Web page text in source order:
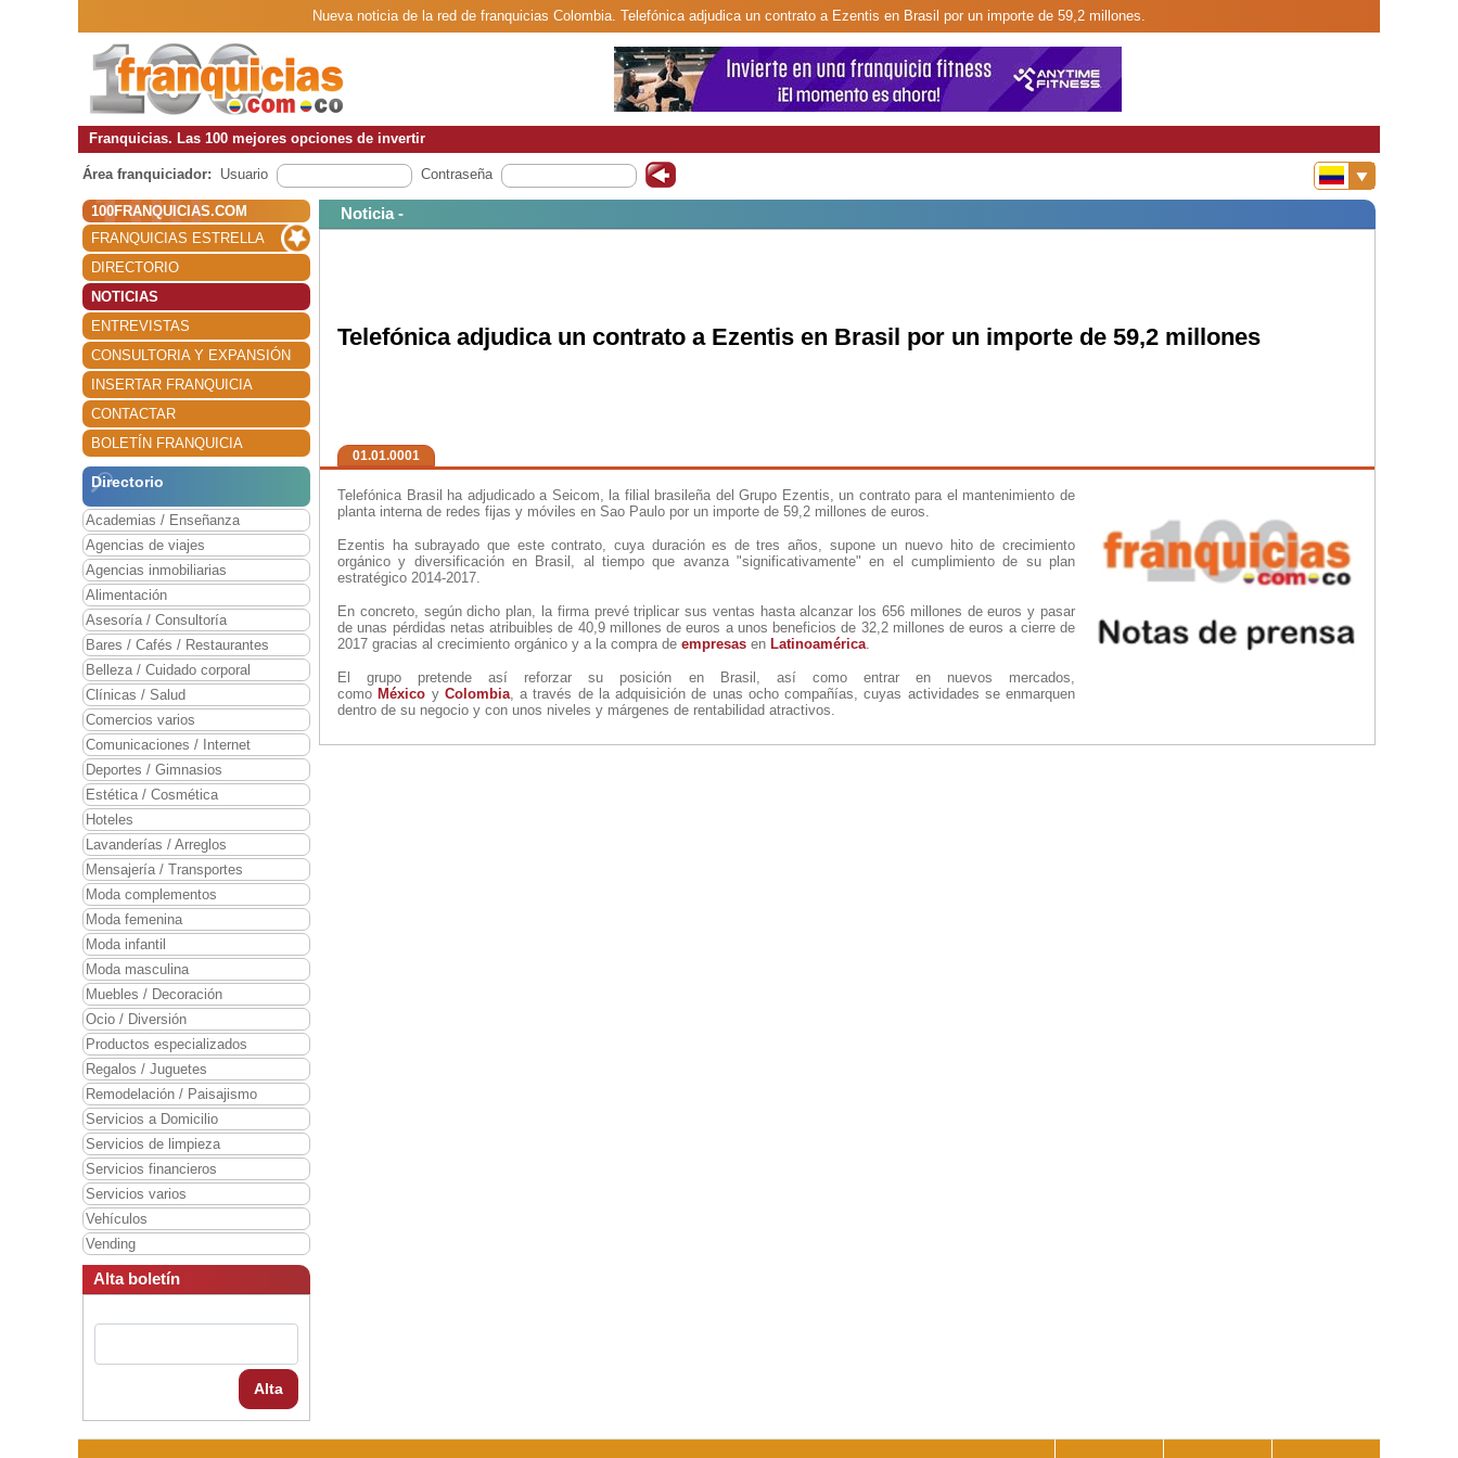
Nueva noticia de la red de franquicias Colombia. Telefónica adjudica un contrato a Ezentis en Brasil por un importe de 59,2 millones.
Franquicias. Las 100 mejores opciones de invertir
Área franquiciador: Usuario Contraseña
100FRANQUICIAS.COM
FRANQUICIAS ESTRELLA
DIRECTORIO
NOTICIAS
ENTREVISTAS
CONSULTORIA Y EXPANSIÓN
INSERTAR FRANQUICIA
CONTACTAR
BOLETÍN FRANQUICIA
Directorio
Academias / Enseñanza
Agencias de viajes
Agencias inmobiliarias
Alimentación
Asesoría / Consultoría
Bares / Cafés / Restaurantes
Belleza / Cuidado corporal
Clínicas / Salud
Comercios varios
Comunicaciones / Internet
Deportes / Gimnasios
Estética / Cosmética
Hoteles
Lavanderías / Arreglos
Mensajería / Transportes
Moda complementos
Moda femenina
Moda infantil
Moda masculina
Muebles / Decoración
Ocio / Diversión
Productos especializados
Regalos / Juguetes
Remodelación / Paisajismo
Servicios a Domicilio
Servicios de limpieza
Servicios financieros
Servicios varios
Vehículos
Vending
Alta boletín
Alta
Noticia -
Telefónica adjudica un contrato a Ezentis en Brasil por un importe de 59,2 millones
01.01.0001
Telefónica Brasil ha adjudicado a Seicom, la filial brasileña del Grupo Ezentis, un contrato para el mantenimiento de
planta interna de redes fijas y móviles en Sao Paulo por un importe de 59,2 millones de euros.
Ezentis ha subrayado que este contrato, cuya duración es de tres años, supone un nuevo hito de crecimiento
orgánico y diversificación en Brasil, al tiempo que avanza "significativamente" en el cumplimiento de su plan
estratégico 2014-2017.
En concreto, según dicho plan, la firma prevé triplicar sus ventas hasta alcanzar los 656 millones de euros y pasar
de unas pérdidas netas atribuibles de 40,9 millones de euros a unos beneficios de 32,2 millones de euros a cierre de
2017 gracias al crecimiento orgánico y a la compra de empresas en Latinoamérica.
El grupo pretende así reforzar su posición en Brasil, así como entrar en nuevos mercados,
como México y Colombia, a través de la adquisición de unas ocho compañías, cuyas actividades se enmarquen
dentro de su negocio y con unos niveles y márgenes de rentabilidad atractivos.